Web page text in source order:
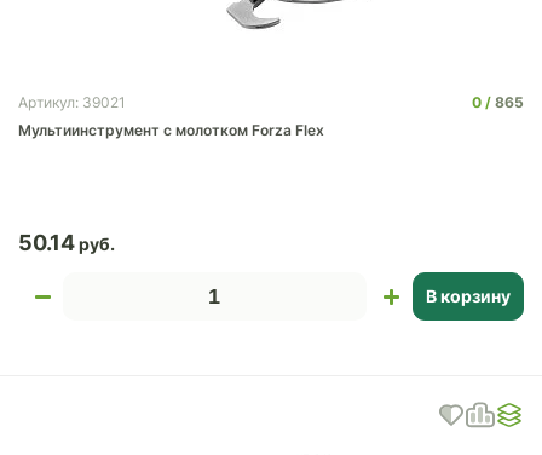
Артикул: 39021 0
865
Мультиинструмент с молотком Forza Flex
50.14
В корзину